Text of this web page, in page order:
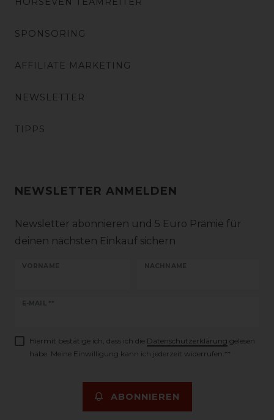
SPONSORING
AFFILIATE MARKETING
NEWSLETTER
TIPPS
NEWSLETTER ANMELDEN
Newsletter abonnieren und 5 Euro Prämie für
deinen nächsten Einkauf sichern
VORNAME NACHNAME
E-MAIL **
Newsletter
Hiermit bestätige ich, dass ich die Daten­schutz­erklärung gelesen
habe. Meine Einwilligung kann ich jederzeit widerrufen.**
ABONNIEREN